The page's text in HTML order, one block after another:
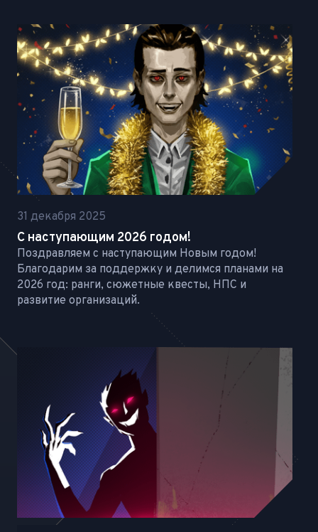
31 декабря 2025
С наступающим 2026 годом!
Поздравляем с наступающим Новым годом!
Благодарим за поддержку и делимся планами на
2026 год: ранги, сюжетные квесты, НПС и
развитие организаций.